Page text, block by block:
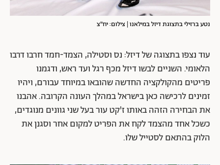
נטע ברזילי בתצוגת דיזל במילאנו | צילום: יח"צ
עוד נצפו בתצוגה של דיזל: נס וסטילה, הצמד-חמד חרבו דרבו
הלאומי. השניים לבשו דיזל מכף רגל ועד ראש, ודגמנו
פריטים מהקולקציה החדשה שהובאו במיוחד עבורם, ויהיו
זמינים לרכישה כאן בישראל במהלך העונה הקרובה. אהבנו
את הבחירה הזהה באותו ז'קט עור בעל שני גוונים מנוגדים,
כשכל אחד מהצמד לקח את הפריט למקום אחר וסגנן את
הלוק בהתאם לסטייל שלו.